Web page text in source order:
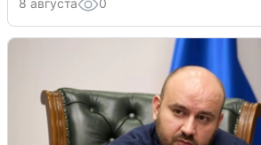
8 августа 0